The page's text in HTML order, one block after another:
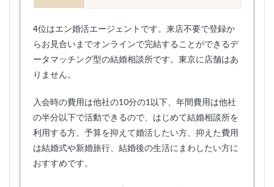
4位はエン婚活エージェントです。来店不要で登録か
らお見合いまでオンラインで完結することができるデ
ータマッチング型の結婚相談所です。東京に店舗はあ
りません。
入会時の費用は他社の10分の1以下、年間費用は他社
の半分以下で活動できるので、はじめて結婚相談所を
利用する方、予算を抑えて婚活したい方、抑えた費用
は結婚式や新婚旅行、結婚後の生活にまわしたい方に
おすすめです。